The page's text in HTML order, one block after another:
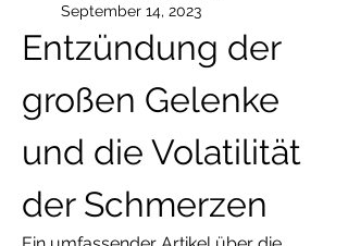
September 14, 2023
Entzündung der
großen Gelenke
und die Volatilität
der Schmerzen